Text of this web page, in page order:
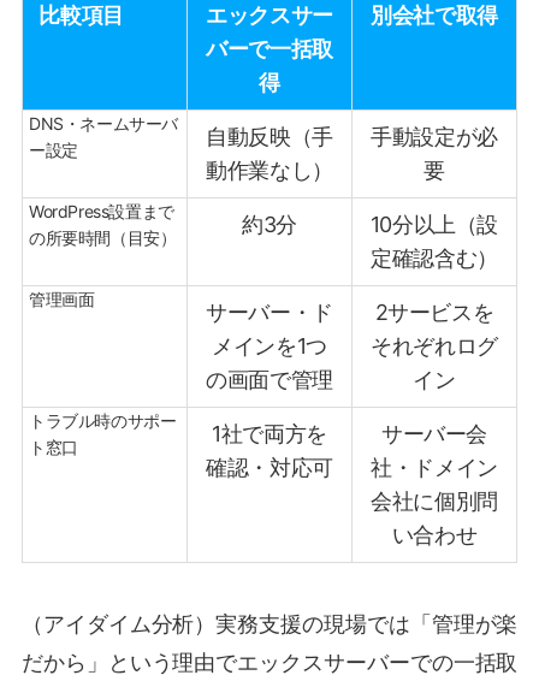
比較項目
エックスサー
バーで一括取
得
別会社で取得
DNS・ネームサーバ
ー設定
自動反映（手
動作業なし）
手動設定が必
要
WordPress設置まで
の所要時間（目安）
約3分
10分以上（設
定確認含む）
管理画面
サーバー・ド
メインを1つ
の画面で管理
2サービスを
それぞれログ
イン
トラブル時のサポー
ト窓口
1社で両方を
確認・対応可
サーバー会
社・ドメイン
会社に個別問
い合わせ
（アイダイム分析）実務支援の現場では「管理が楽
だから」という理由でエックスサーバーでの一括取